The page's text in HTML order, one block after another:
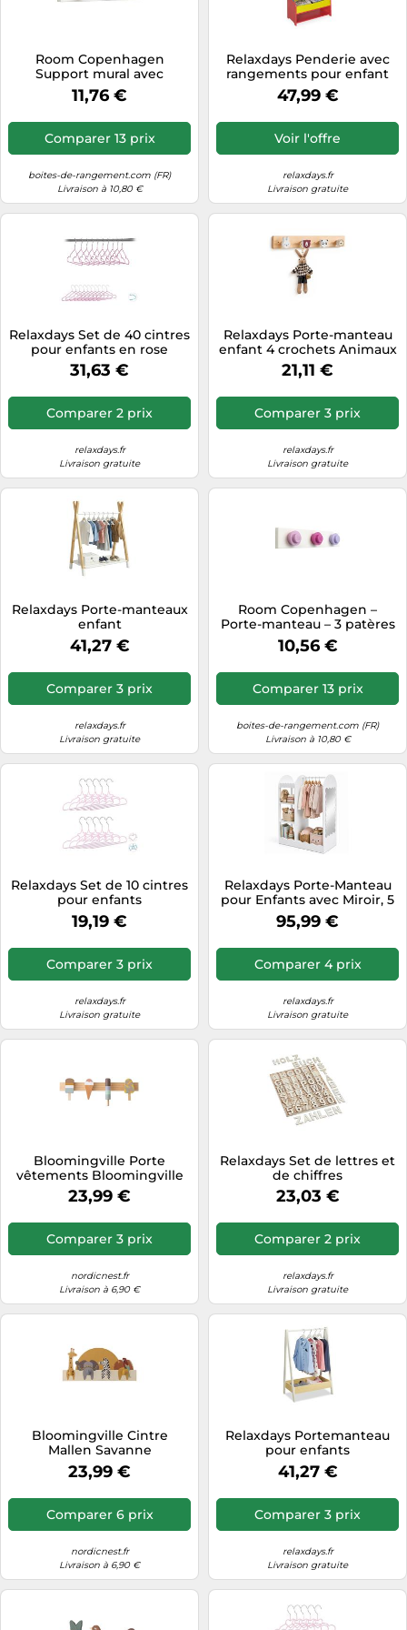
Téléphonie
Téléviseurs
Télévision & vidéo
Room Copenhagen
Support mural avec
crochets Lego – Rouge,
Bleu, Jaune
11,76 €
Comparer 13 prix
boites-de-rangement.com (FR)
Livraison à 10,80 €
Relaxdays Penderie avec
rangements pour enfant
47,99 €
Voir l'offre
relaxdays.fr
Livraison gratuite
Relaxdays Set de 40 cintres
pour enfants en rose
31,63 €
Comparer 2 prix
relaxdays.fr
Livraison gratuite
Relaxdays Porte-manteau
enfant 4 crochets Animaux
21,11 €
Comparer 3 prix
relaxdays.fr
Livraison gratuite
Relaxdays Porte-manteaux
enfant
41,27 €
Comparer 3 prix
relaxdays.fr
Livraison gratuite
Room Copenhagen –
Porte-manteau – 3 patères
en forme de LEGO – Rose
10,56 €
Comparer 13 prix
boites-de-rangement.com (FR)
Livraison à 10,80 €
Relaxdays Set de 10 cintres
pour enfants
19,19 €
Comparer 3 prix
relaxdays.fr
Livraison gratuite
Relaxdays Porte-Manteau
pour Enfants avec Miroir, 5
Compartiments, Tringle à
vêtements, H x l x P 100 x
95,99 €
Comparer 4 prix
relaxdays.fr
Livraison gratuite
Bloomingville Porte
vêtements Bloomingville
Mini Multi
23,99 €
Comparer 3 prix
nordicnest.fr
Livraison à 6,90 €
Relaxdays Set de lettres et
de chiffres
23,03 €
Comparer 2 prix
relaxdays.fr
Livraison gratuite
Bloomingville Cintre
Mallen Savanne
23,99 €
Comparer 6 prix
nordicnest.fr
Livraison à 6,90 €
Relaxdays Portemanteau
pour enfants
41,27 €
Comparer 3 prix
relaxdays.fr
Livraison gratuite